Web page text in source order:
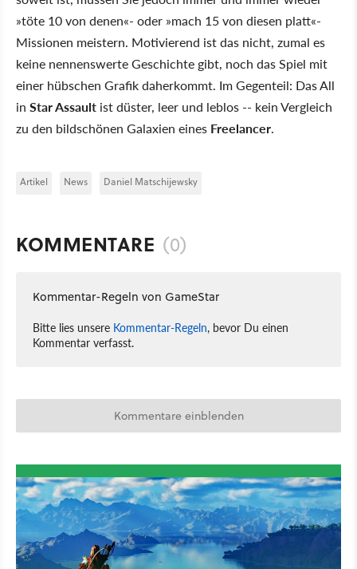
»töte 10 von denen«- oder »mach 15 von diesen platt«-
Missionen meistern. Motivierend ist das nicht, zumal es
keine nennenswerte Geschichte gibt, noch das Spiel mit
einer hübschen Grafik daherkommt. Im Gegenteil: Das All
in Star Assault ist düster, leer und leblos -- kein Vergleich
zu den bildschönen Galaxien eines Freelancer.
Artikel News Daniel Matschijewsky
KOMMENTARE (0)
Kommentar-Regeln von GameStar
Bitte lies unsere Kommentar-Regeln, bevor Du einen
Kommentar verfasst.
Kommentare einblenden